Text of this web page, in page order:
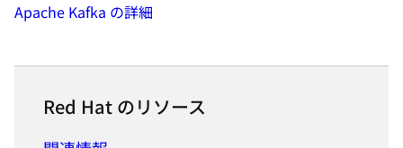
Apache Kafka の詳細
Red Hat のリソース